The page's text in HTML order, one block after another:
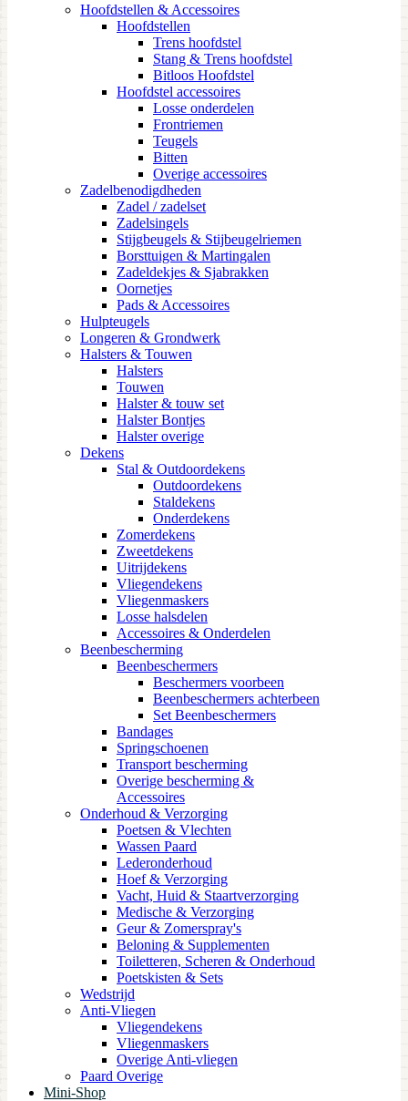
Hoofdstellen & Accessoires
Hoofdstellen
Trens hoofdstel
Stang & Trens hoofdstel
Bitloos Hoofdstel
Hoofdstel accessoires
Losse onderdelen
Frontriemen
Teugels
Bitten
Overige accessoires
Zadelbenodigdheden
Zadel / zadelset
Zadelsingels
Stijgbeugels & Stijbeugelriemen
Borsttuigen & Martingalen
Zadeldekjes & Sjabrakken
Oornetjes
Pads & Accessoires
Hulpteugels
Longeren & Grondwerk
Halsters & Touwen
Halsters
Touwen
Halster & touw set
Halster Bontjes
Halster overige
Dekens
Stal & Outdoordekens
Outdoordekens
Staldekens
Onderdekens
Zomerdekens
Zweetdekens
Uitrijdekens
Vliegendekens
Vliegenmaskers
Losse halsdelen
Accessoires & Onderdelen
Beenbescherming
Beenbeschermers
Beschermers voorbeen
Beenbeschermers achterbeen
Set Beenbeschermers
Bandages
Springschoenen
Transport bescherming
Overige bescherming &
Accessoires
Onderhoud & Verzorging
Poetsen & Vlechten
Wassen Paard
Lederonderhoud
Hoef & Verzorging
Vacht, Huid & Staartverzorging
Medische & Verzorging
Geur & Zomerspray's
Beloning & Supplementen
Toiletteren, Scheren & Onderhoud
Poetskisten & Sets
Wedstrijd
Anti-Vliegen
Vliegendekens
Vliegenmaskers
Overige Anti-vliegen
Paard Overige
Mini-Shop